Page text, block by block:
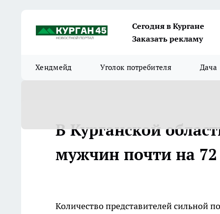
Сегодня в Кургане
Заказать рекламу
Хендмейд Уголок потребителя Дача
В Курганской
мужчин почти на
Количество представителей сильной